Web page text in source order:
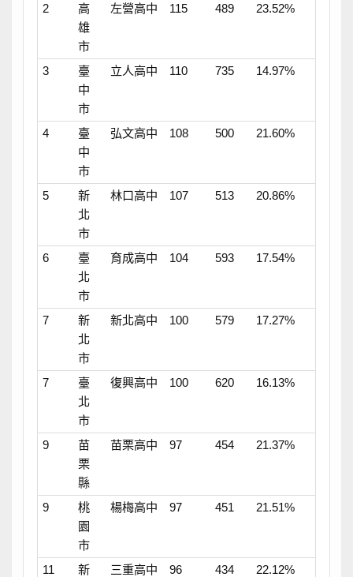
2
高
雄
市
左營高中 115 489 23.52%
3
臺
中
市
立人高中 110 735 14.97%
4
臺
中
市
弘文高中 108 500 21.60%
5
新
北
市
林口高中 107 513 20.86%
6
臺
北
市
育成高中 104 593 17.54%
7
新
北
市
新北高中 100 579 17.27%
7
臺
北
市
復興高中 100 620 16.13%
9
苗
栗
縣
苗栗高中 97 454 21.37%
9
桃
園
市
楊梅高中 97 451 21.51%
11
新
三重高中 96 434 22.12%